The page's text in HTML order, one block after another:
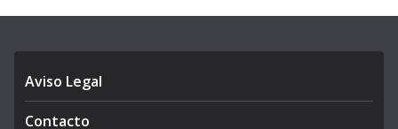
Aviso Legal
Contacto